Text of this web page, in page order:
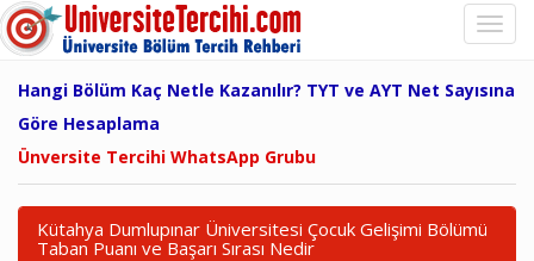
Hangi Bölüm Kaç Netle Kazanılır? TYT ve AYT Net Sayısına
Göre Hesaplama
Ünversite Tercihi WhatsApp Grubu
Kütahya Dumlupınar Üniversitesi Çocuk Gelişimi Bölümü
Taban Puanı ve Başarı Sırası Nedir